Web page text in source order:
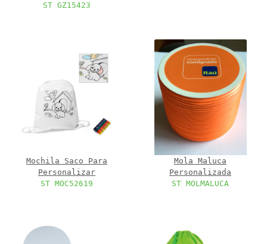
ST GZ15423
Mochila Saco Para
Personalizar
ST MOC52619
Mola Maluca
Personalizada
ST MOLMALUCA